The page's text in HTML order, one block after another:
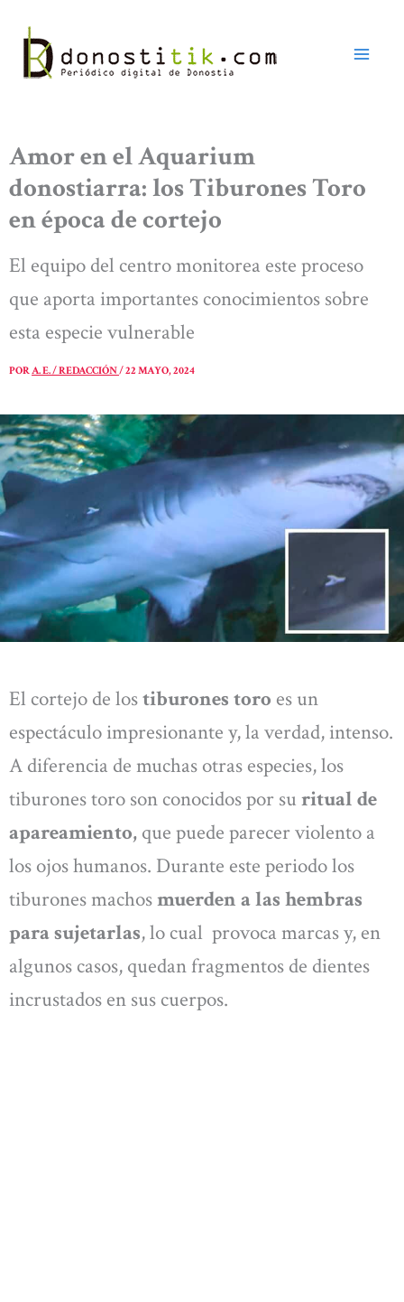
contenido
Amor en el Aquarium
donostiarra: los Tiburones Toro
en época de cortejo
El equipo del centro monitorea este proceso
que aporta importantes conocimientos sobre
esta especie vulnerable
PORA. E. / REDACCIÓN/22 MAYO, 2024
El cortejo de lostiburones toro es un
espectáculo impresionante y, la verdad, intenso.
A diferencia de muchas otras especies, los
tiburones toro son conocidos por su ritual de
apareamiento, que puede parecer violento a
los ojos humanos. Durante este periodo los
tiburones machosmuerden a las hembras
para sujetarlas, lo cual provoca marcas y, en
algunos casos, quedan fragmentos de dientes
incrustados en sus cuerpos.